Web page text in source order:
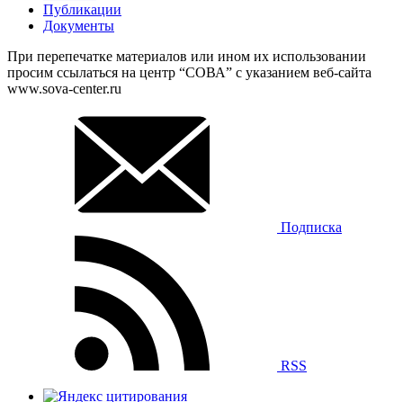
Публикации
Документы
При перепечатке материалов или ином их использовании
просим ссылаться на центр “СОВА” с указанием веб-сайта
www.sova-center.ru
Подписка
RSS